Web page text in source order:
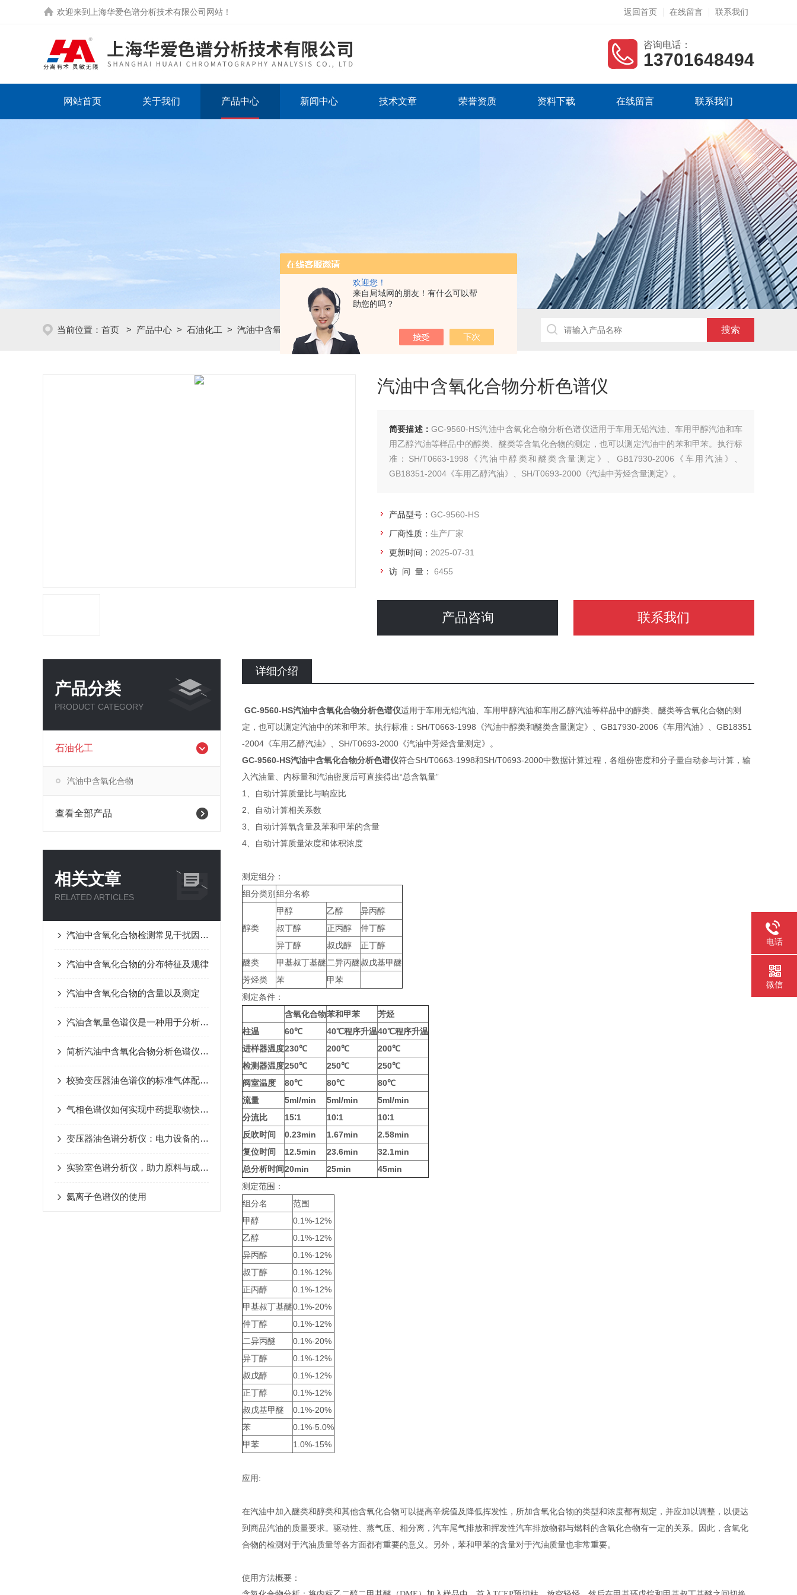
欢迎您！
来自局域网的朋友！有什么可以帮
助您的吗？
欢迎来到 上海华爱色谱分析技术有限公司网站 ！ 返回首页 在线留言 联系我们
咨询电话：
13701648494
网站首页 关于我们 产品中心 新闻中心 技术文章 荣誉资质 资料下载 在线留言 联系我们
当前位置： 首页 > 产品中心 > 石油化工 > 汽油中含氧化合物 > GC-9560-HS汽油中含氧化合物分析色谱仪
汽油中含氧化合物分析色谱仪
简要描述： GC-9560-HS汽油中含氧化合物分析色谱仪适用于车用无铅汽油、车用甲醇汽油和车
用乙醇汽油等样品中的醇类、醚类等含氧化合物的测定，也可以测定汽油中的苯和甲苯。执行标
准：SH/T0663-1998《汽油中醇类和醚类含量测定》、GB17930-2006《车用汽油》、
GB18351-2004《车用乙醇汽油》、SH/T0693-2000《汽油中芳烃含量测定》。
产品型号： GC-9560-HS
厂商性质： 生产厂家
更新时间： 2025-07-31
访 问 量： 6455
产品咨询 联系我们
产品分类
PRODUCT CATEGORY
石油化工
汽油中含氧化合物
查看全部产品
相关文章
RELATED ARTICLES
汽油中含氧化合物检测常见干扰因素及规避方法
汽油中含氧化合物的分布特征及规律
汽油中含氧化合物的含量以及测定
汽油含氧量色谱仪是一种用于分析汽油中含氧化合物浓度的仪器
简析汽油中含氧化合物分析色谱仪的计算方法
校验变压器油色谱仪的标准气体配制方法
气相色谱仪如何实现中药提取物快速干燥？
变压器油色谱分析仪：电力设备的健康守护者
实验室色谱分析仪，助力原料与成品管控
氦离子色谱仪的使用
详细介绍
GC-9560-HS汽油中含氧化合物分析色谱仪适用于车用无铅汽油、车用甲醇汽油和车用乙醇汽油等样品中的醇类、醚类等含氧化合物的测
定，也可以测定汽油中的苯和甲苯。执行标准：SH/T0663-1998《汽油中醇类和醚类含量测定》、GB17930-2006《车用汽油》、GB18351
-2004《车用乙醇汽油》、SH/T0693-2000《汽油中芳烃含量测定》。
GC-9560-HS汽油中含氧化合物分析色谱仪符合SH/T0663-1998和SH/T0693-2000中数据计算过程，各组份密度和分子量自动参与计算，输
入汽油量、内标量和汽油密度后可直接得出“总含氧量”
1、自动计算质量比与响应比
2、自动计算相关系数
3、自动计算氧含量及苯和甲苯的含量
4、自动计算质量浓度和体积浓度
测定组分：
组分类别 组分名称
醇类
甲醇 乙醇
异丙醇
叔丁醇
正丙醇
仲丁醇
异丁醇
叔戊醇
正丁醇
醚类
甲基叔丁基醚 二异丙醚叔戊基甲醚
芳烃类
苯
甲苯
测定条件：
含氧化合物苯和甲苯
芳烃
柱温
60℃ 40℃程序升温40℃程序升温
进样器温度230℃ 200℃
200℃
检测器温度250℃ 250℃
250℃
阀室温度
80℃ 80℃
80℃
流量
5ml/min 5ml/min
5ml/min
分流比
15∶1 10∶1
10∶1
反吹时间
0.23min 1.67min
2.58min
复位时间
12.5min 23.6min
32.1min
总分析时间20min 25min
45min
测定范围：
组分名
范围
甲醇
0.1%-12%
乙醇
0.1%-12%
异丙醇
0.1%-12%
叔丁醇
0.1%-12%
正丙醇
0.1%-12%
甲基叔丁基醚0.1%-20%
仲丁醇
0.1%-12%
二异丙醚
0.1%-20%
异丁醇
0.1%-12%
叔戊醇
0.1%-12%
正丁醇
0.1%-12%
叔戊基甲醚
0.1%-20%
苯
0.1%-5.0%
甲苯
1.0%-15%
应用:
在汽油中加入醚类和醇类和其他含氧化合物可以提高辛烷值及降低挥发性，所加含氧化合物的类型和浓度都有规定，并应加以调整，以便达
到商品汽油的质量要求。驱动性、蒸气压、相分离，汽车尾气排放和挥发性汽车排放物都与燃料的含氧化合物有一定的关系。因此，含氧化
合物的检测对于汽油质量等各方面都有重要的意义。另外，苯和甲苯的含量对于汽油质量也非常重要。
使用方法概要：
电话
微信